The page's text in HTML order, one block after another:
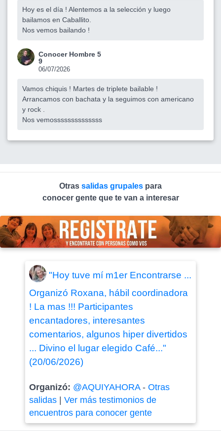
Hoy es el día ! Alentemos a la selección y luego
bailamos en Caballito.
Nos vemos bailando !
Conocer Hombre 5
9
06/07/2026
Vamos chiquis ! Martes de triplete bailable !
Arrancamos con bachata y la seguimos con americano
y rock .
Nos vemossssssssssssss
Otras salidas grupales para
conocer gente que te van a interesar
"Hoy tuve mí m1er Encontrarse ...
Organizó Roxana, hábil coordinadora
! La mas !!! Participantes
encantadores, interesantes
comentarios, algunos hiper divertidos
... Divino el lugar elegido Café..."
(20/06/2026)
Organizó: @AQUIYAHORA- Otras
salidas| Ver más testimonios de
encuentros para conocer gente